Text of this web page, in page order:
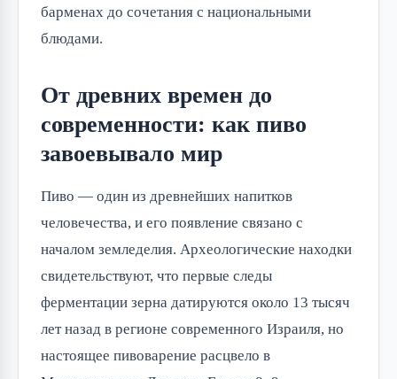
барменах до сочетания с национальными
блюдами.
От древних времен до
современности: как пиво
завоевывало мир
Пиво — один из древнейших напитков
человечества, и его появление связано с
началом земледелия. Археологические находки
свидетельствуют, что первые следы
ферментации зерна датируются около 13 тысяч
лет назад в регионе современного Израиля, но
настоящее пивоварение расцвело в